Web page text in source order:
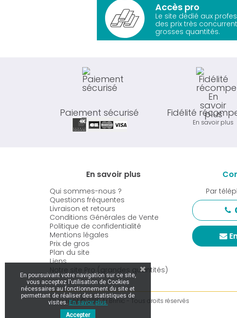
Accès pro
Le site dédié aux
des prix très
grosses quantités.
Paiement sécurisé Fidélité
En savoir plus
En savoir plus
Qui sommes-nous ?
Questions fréquentes
Livraison et retours
Conditions Générales de Vente
Politique de confidentialité
Mentions légales
Prix de gros
Plan du site
Liens
Notre site Pro (grandes quantités)
Par
Copyright © 2019 Ar Brinic - Tous droits réservés
En poursuivant votre navigation sur ce site,
vous acceptez l'utilisation de Cookies
nécessaires au fonctionnement du site et
permettant de réaliser des statistiques de
visites. En savoir plus.
Accepter